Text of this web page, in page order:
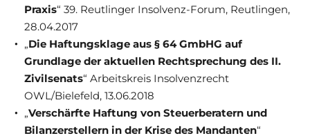
Praxis“ 39. Reutlinger Insolvenz-Forum, Reutlingen,
28.04.2017
„Die Haftungsklage aus § 64 GmbHG auf
Grundlage der aktuellen Rechtsprechung des II.
Zivilsenats“ Arbeitskreis Insolvenzrecht
OWL/Bielefeld, 13.06.2018
„Verschärfte Haftung von Steuerberatern und
Bilanzerstellern in der Krise des Mandanten“